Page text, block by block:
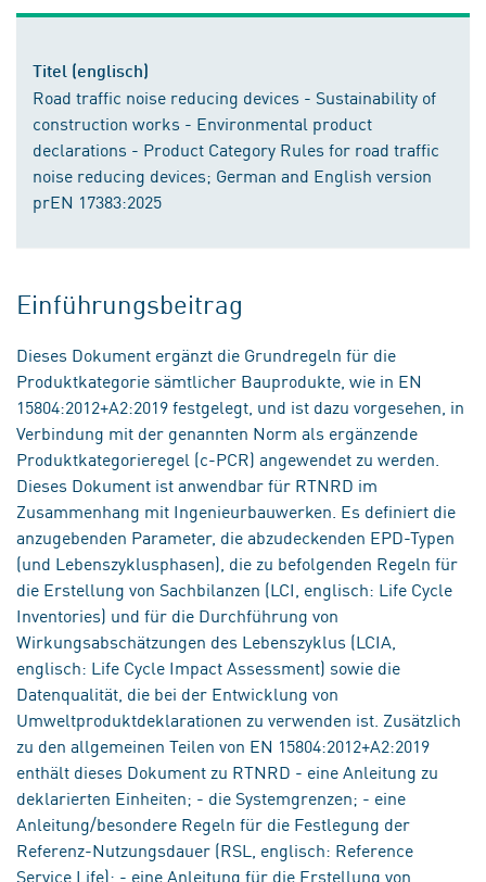
Titel (englisch)
Road traffic noise reducing devices - Sustainability of
construction works - Environmental product
declarations - Product Category Rules for road traffic
noise reducing devices; German and English version
prEN 17383:2025
Einführungsbeitrag
Dieses Dokument ergänzt die Grundregeln für die
Produktkategorie sämtlicher Bauprodukte, wie in EN
15804:2012+A2:2019 festgelegt, und ist dazu vorgesehen, in
Verbindung mit der genannten Norm als ergänzende
Produktkategorieregel (c-PCR) angewendet zu werden.
Dieses Dokument ist anwendbar für RTNRD im
Zusammenhang mit Ingenieurbauwerken. Es definiert die
anzugebenden Parameter, die abzudeckenden EPD-Typen
(und Lebenszyklusphasen), die zu befolgenden Regeln für
die Erstellung von Sachbilanzen (LCI, englisch: Life Cycle
Inventories) und für die Durchführung von
Wirkungsabschätzungen des Lebenszyklus (LCIA,
englisch: Life Cycle Impact Assessment) sowie die
Datenqualität, die bei der Entwicklung von
Umweltproduktdeklarationen zu verwenden ist. Zusätzlich
zu den allgemeinen Teilen von EN 15804:2012+A2:2019
enthält dieses Dokument zu RTNRD - eine Anleitung zu
deklarierten Einheiten; - die Systemgrenzen; - eine
Anleitung/besondere Regeln für die Festlegung der
Referenz-Nutzungsdauer (RSL, englisch: Reference
Service Life); - eine Anleitung für die Erstellung von